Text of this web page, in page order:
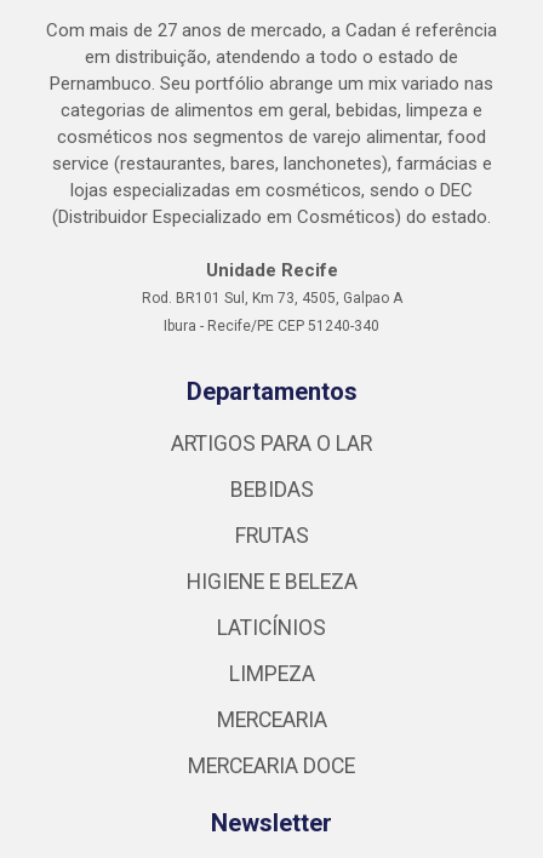
Com mais de 27 anos de mercado, a Cadan é referência
em distribuição, atendendo a todo o estado de
Pernambuco. Seu portfólio abrange um mix variado nas
categorias de alimentos em geral, bebidas, limpeza e
cosméticos nos segmentos de varejo alimentar, food
service (restaurantes, bares, lanchonetes), farmácias e
lojas especializadas em cosméticos, sendo o DEC
(Distribuidor Especializado em Cosméticos) do estado.
Unidade Recife
Rod. BR101 Sul, Km 73, 4505, Galpao A
Ibura - Recife/PE CEP 51240-340
Departamentos
ARTIGOS PARA O LAR
BEBIDAS
FRUTAS
HIGIENE E BELEZA
LATICÍNIOS
LIMPEZA
MERCEARIA
MERCEARIA DOCE
Newsletter